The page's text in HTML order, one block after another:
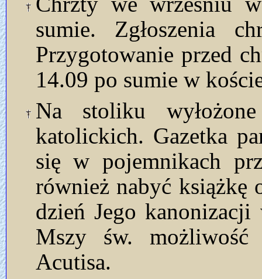
sumie. Zgłoszenia
Przygotowanie przed
14.09 po sumie w
Na stoliku
katolickich. Gazetka
się w pojemnikach
również nabyć książkę
dzień Jego
Mszy św.
Acutisa.